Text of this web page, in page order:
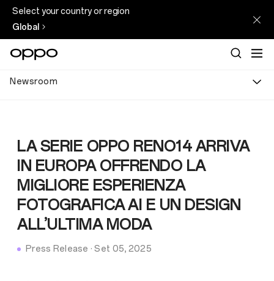
Select your country or region
Global
Newsroom
LA SERIE OPPO RENO14 ARRIVA
IN EUROPA OFFRENDO LA
MIGLIORE ESPERIENZA
FOTOGRAFICA AI E UN DESIGN
ALL’ULTIMA MODA
Press Release ·Set 05, 2025